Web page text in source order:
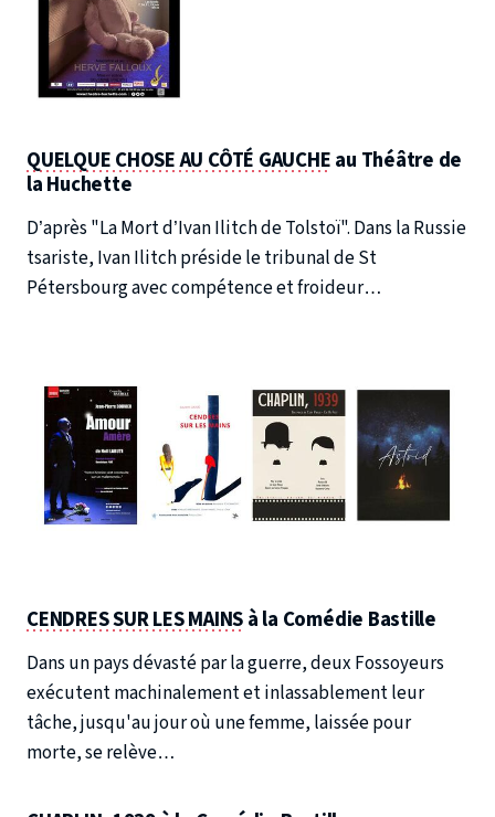
QUELQUE CHOSE AU CÔTÉ GAUCHEau Théâtre de
la Huchette
D’après "La Mort d’Ivan Ilitch de Tolstoï". Dans la Russie
tsariste, Ivan Ilitch préside le tribunal de St
Pétersbourg avec compétence et froideur…
CENDRES SUR LES MAINSà la Comédie Bastille
Dans un pays dévasté par la guerre, deux Fossoyeurs
exécutent machinalement et inlassablement leur
tâche, jusqu'au jour où une femme, laissée pour
morte, se relève…